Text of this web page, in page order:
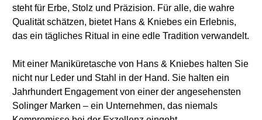
steht für Erbe, Stolz und Präzision. Für alle, die wahre
Qualität schätzen, bietet Hans & Kniebes ein Erlebnis,
das ein tägliches Ritual in eine edle Tradition verwandelt.
Mit einer Maniküretasche von Hans & Kniebes halten Sie
nicht nur Leder und Stahl in der Hand. Sie halten ein
Jahrhundert Engagement von einer der angesehensten
Solinger Marken – ein Unternehmen, das niemals